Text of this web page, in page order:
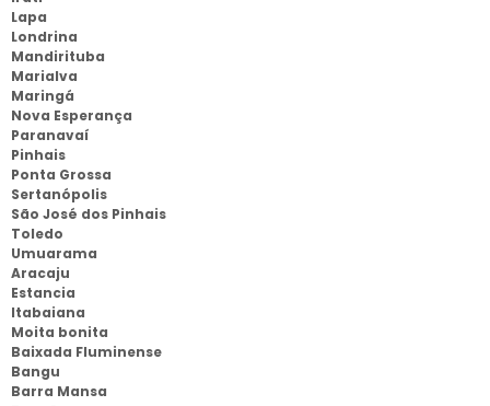
Lapa
Londrina
Mandirituba
Marialva
Maringá
Nova Esperança
Paranavaí
Pinhais
Ponta Grossa
Sertanópolis
São José dos Pinhais
Toledo
Umuarama
Aracaju
Estancia
Itabaiana
Moita bonita
Baixada Fluminense
Bangu
Barra Mansa